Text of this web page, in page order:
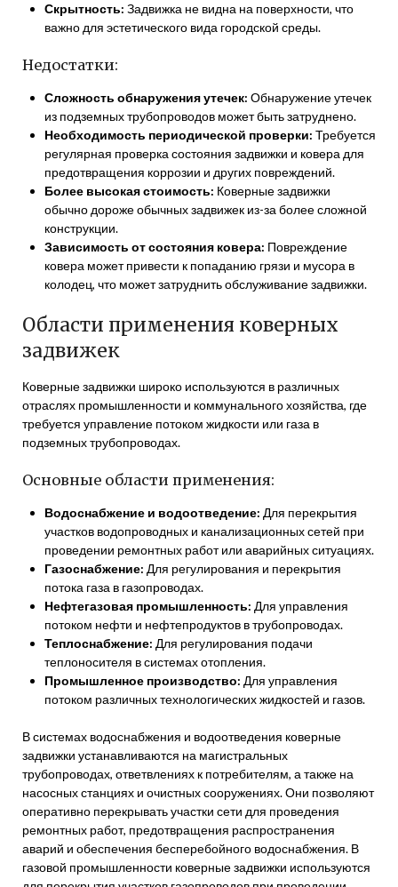
Скрытность: Задвижка не видна на поверхности, что
важно для эстетического вида городской среды.
Недостатки:
Сложность обнаружения утечек: Обнаружение утечек
из подземных трубопроводов может быть затруднено.
Необходимость периодической проверки: Требуется
регулярная проверка состояния задвижки и ковера для
предотвращения коррозии и других повреждений.
Более высокая стоимость: Коверные задвижки
обычно дороже обычных задвижек из-за более сложной
конструкции.
Зависимость от состояния ковера: Повреждение
ковера может привести к попаданию грязи и мусора в
колодец, что может затруднить обслуживание задвижки.
Области применения коверных
задвижек
Коверные задвижки широко используются в различных
отраслях промышленности и коммунального хозяйства, где
требуется управление потоком жидкости или газа в
подземных трубопроводах.
Основные области применения:
Водоснабжение и водоотведение: Для перекрытия
участков водопроводных и канализационных сетей при
проведении ремонтных работ или аварийных ситуациях.
Газоснабжение: Для регулирования и перекрытия
потока газа в газопроводах.
Нефтегазовая промышленность: Для управления
потоком нефти и нефтепродуктов в трубопроводах.
Теплоснабжение: Для регулирования подачи
теплоносителя в системах отопления.
Промышленное производство: Для управления
потоком различных технологических жидкостей и газов.
В системах водоснабжения и водоотведения коверные
задвижки устанавливаются на магистральных
трубопроводах, ответвлениях к потребителям, а также на
насосных станциях и очистных сооружениях. Они позволяют
оперативно перекрывать участки сети для проведения
ремонтных работ, предотвращения распространения
аварий и обеспечения бесперебойного водоснабжения. В
газовой промышленности коверные задвижки используются